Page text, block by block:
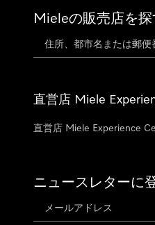
Mieleの販売店を探
直営店 Miele
直営店 Miele Experience
ニュースレターに